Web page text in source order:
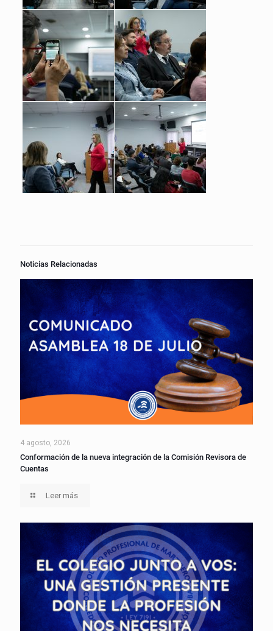
Noticias Relacionadas
4 agosto, 2026
Conformación de la nueva integración de la Comisión Revisora de
Cuentas
Leer más